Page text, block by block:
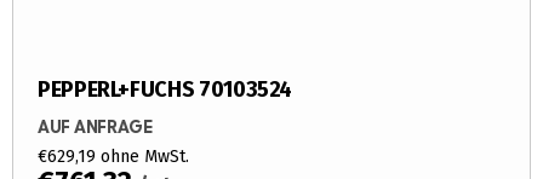
PEPPERL+FUCHS 70103524
AUF ANFRAGE
€629,19 ohne MwSt.